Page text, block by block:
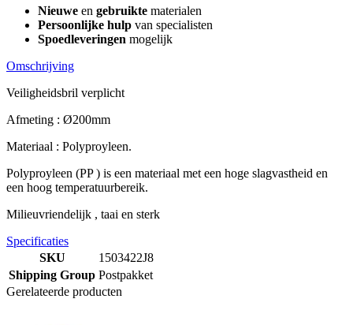
Nieuwe en gebruikte materialen
Persoonlijke hulp van specialisten
Spoedleveringen mogelijk
Omschrijving
Veiligheidsbril verplicht
Afmeting : Ø200mm
Materiaal : Polyproyleen.
Polyproyleen (PP ) is een materiaal met een hoge slagvastheid en
een hoog temperatuurbereik.
Milieuvriendelijk , taai en sterk
Specificaties
SKU
1503422J8
Shipping Group Postpakket
Gerelateerde producten